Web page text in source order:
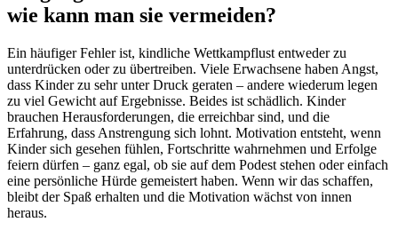
wie kann man sie vermeiden?
Ein häufiger Fehler ist, kindliche Wettkampflust entweder zu
unterdrücken oder zu übertreiben. Viele Erwachsene haben Angst,
dass Kinder zu sehr unter Druck geraten – andere wiederum legen
zu viel Gewicht auf Ergebnisse. Beides ist schädlich. Kinder
brauchen Herausforderungen, die erreichbar sind, und die
Erfahrung, dass Anstrengung sich lohnt. Motivation entsteht, wenn
Kinder sich gesehen fühlen, Fortschritte wahrnehmen und Erfolge
feiern dürfen – ganz egal, ob sie auf dem Podest stehen oder einfach
eine persönliche Hürde gemeistert haben. Wenn wir das schaffen,
bleibt der Spaß erhalten und die Motivation wächst von innen
heraus.